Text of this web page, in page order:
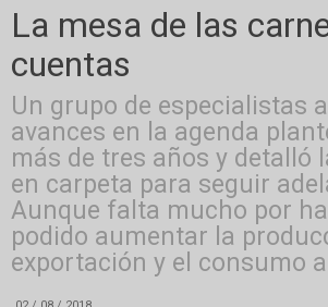
La mesa de las
cuentas
Un grupo de especialistas
avances en la agenda
más de tres años y detalló
en carpeta para seguir
Aunque falta mucho por
podido aumentar la
exportación y el consumo